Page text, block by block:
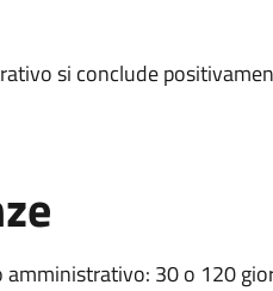
si conclude
30 o 120